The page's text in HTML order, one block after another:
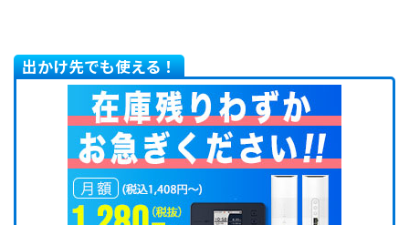
出かけ先でも使える！